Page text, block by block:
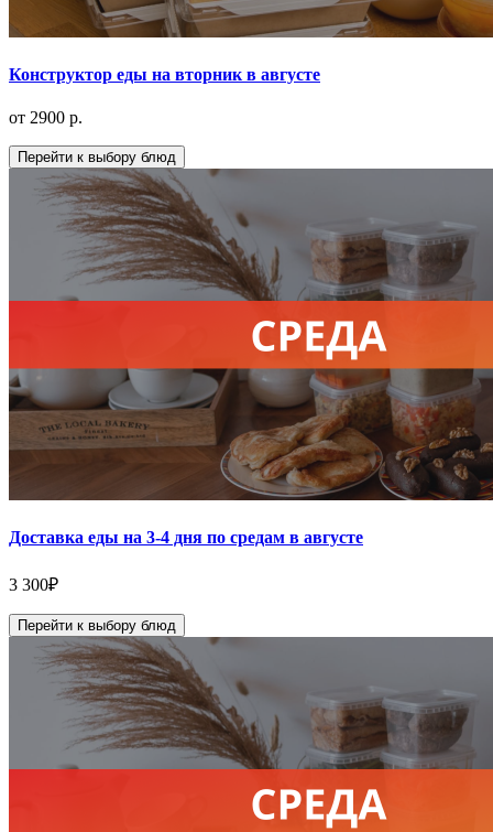
Конструктор еды на вторник в августе
от 2900 р.
Перейти к выбору блюд
Доставка еды на 3-4 дня по средам в августе
3 300₽
Перейти к выбору блюд